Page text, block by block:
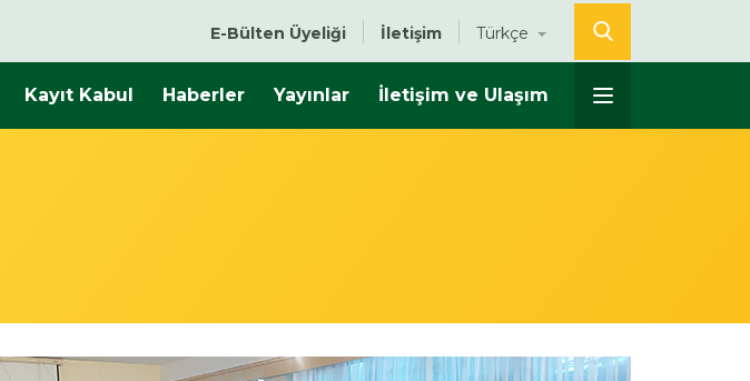
E-Bülten Üyeliği İletişim Türkçe
Kayıt Kabul Haberler Yayınlar İletişim ve Ulaşım